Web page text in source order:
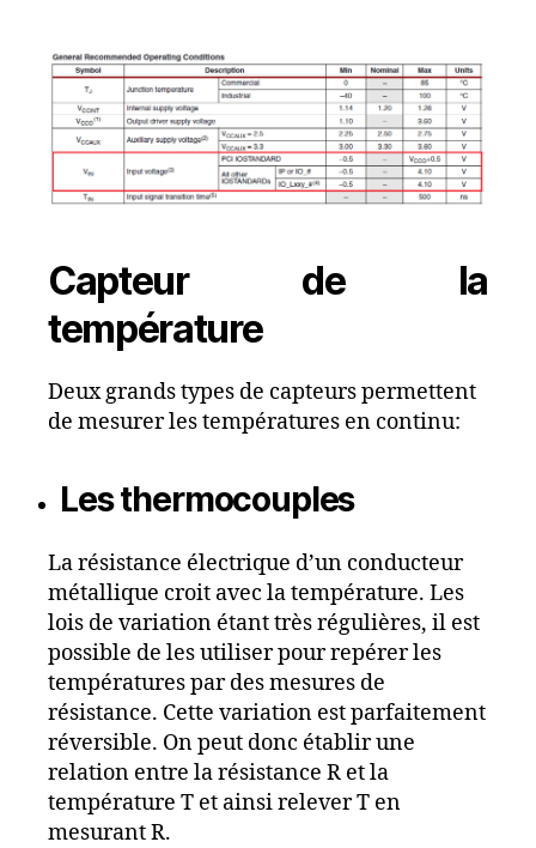
Capteur de la
température
Deux grands types de capteurs permettent
de mesurer les températures en continu:
Les thermocouples
La résistance électrique d’un conducteur
métallique croit avec la température. Les
lois de variation étant très régulières, il est
possible de les utiliser pour repérer les
températures par des mesures de
résistance. Cette variation est parfaitement
réversible. On peut donc établir une
relation entre la résistance R et la
température T et ainsi relever T en
mesurant R.